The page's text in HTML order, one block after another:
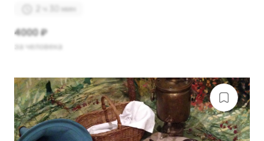
2 ч 30 мин
4000 ₽
за человека